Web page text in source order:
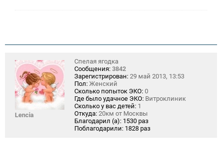
Lencia
Спелая ягодка
Сообщения: 3842
Зарегистрирован: 29 май 2013, 13:53
Пол: Женский
Сколько попыток ЭКО: 0
Где было удачное ЭКО: Витроклиник
Сколько у вас детей: 1
Откуда: 20км от Москвы
Благодарил (а): 1530 раз
Поблагодарили: 1828 раз